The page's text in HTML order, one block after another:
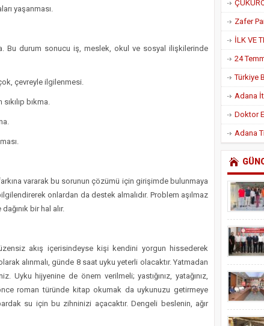
yaşanması.
Bu durum sonucu iş, meslek, okul ve sosyal ilişkilerinde
çevreyle ilgilenmesi.
bıkma.
vararak bu sorunun çözümü için girişimde bulunmaya
onlardan da destek almalıdır. Problem aşılmaz
bir hal alır.
akış içerisindeyse kişi kendini yorgun hissederek
alınmalı, günde 8 saat uyku yeterli olacaktır. Yatmadan
hijyenine de önem verilmeli; yastığınız, yatağınız,
roman türünde kitap okumak da uykunuzu getirmeye
su için bu zihninizi açacaktır. Dengeli beslenin, ağır
Adana